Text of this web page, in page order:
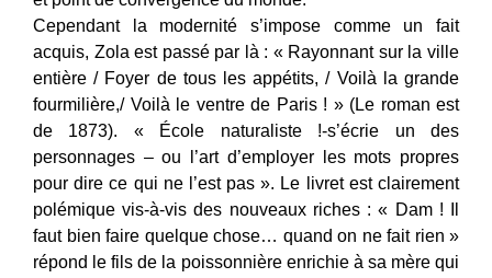
Cependant la modernité s’impose comme un fait
acquis, Zola est passé par là : « Rayonnant sur la ville
entière / Foyer de tous les appétits, / Voilà la grande
fourmilière,/ Voilà le ventre de Paris ! » (Le roman est
de 1873). « École naturaliste !-s’écrie un des
personnages – ou l’art d’employer les mots propres
pour dire ce qui ne l’est pas ». Le livret est clairement
polémique vis-à-vis des nouveaux riches : « Dam ! Il
faut bien faire quelque chose… quand on ne fait rien »
répond le fils de la poissonnière enrichie à sa mère qui